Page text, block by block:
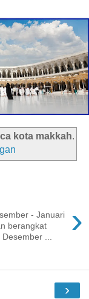
kota makkah.
›
- Januari
berangkat
...
›